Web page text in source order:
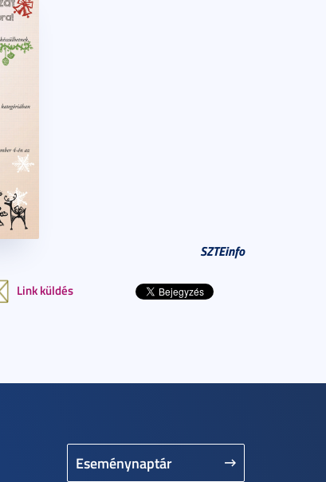
SZTEinfo
Link küldés
Eseménynaptár